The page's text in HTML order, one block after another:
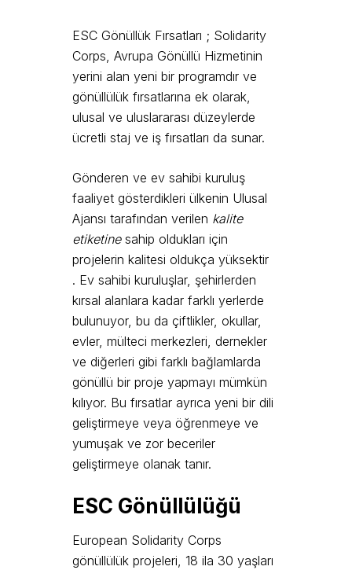
ESC Gönüllük Fırsatları ; Solidarity
Corps, Avrupa Gönüllü Hizmetinin
yerini alan yeni bir programdır ve
gönüllülük fırsatlarına ek olarak,
ulusal ve uluslararası düzeylerde
ücretli staj ve iş fırsatları da sunar.
Gönderen ve ev sahibi kuruluş
faaliyet gösterdikleri ülkenin Ulusal
Ajansı tarafından verilen kalite
etiketinesahip oldukları için
projelerin kalitesi oldukça yüksektir
. Ev sahibi kuruluşlar, şehirlerden
kırsal alanlara kadar farklı yerlerde
bulunuyor, bu da çiftlikler, okullar,
evler, mülteci merkezleri, dernekler
ve diğerleri gibi farklı bağlamlarda
gönüllü bir proje yapmayı mümkün
kılıyor. Bu fırsatlar ayrıca yeni bir dili
geliştirmeye veya öğrenmeye ve
yumuşak ve zor beceriler
geliştirmeye olanak tanır.
ESC Gönüllülüğü
European Solidarity Corps
gönüllülük projeleri, 18 ila 30 yaşları